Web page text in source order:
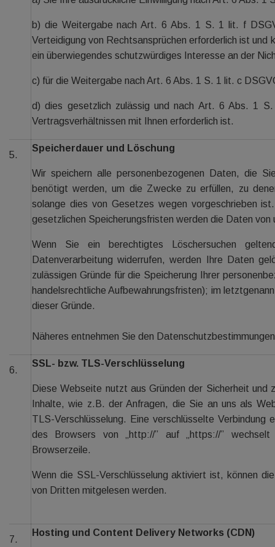
b) die Weitergabe nach Art. 6 Abs. 1 S. 1 lit. f
Verteidigung von Rechtsansprüchen erforderlich ist und
ein überwiegendes schutzwürdiges Interesse an der
c) für die Weitergabe nach Art. 6 Abs. 1 S. 1 lit. c
d) dies gesetzlich zulässig und nach Art. 6 Abs. 1
Vertragsverhältnissen mit Ihnen erforderlich ist.
5.
Speicherdauer und Löschung
Wir speichern alle personenbezogenen Daten, die
benötigt werden, um die Zwecke zu erfüllen, zu
solange dies von Gesetzes wegen vorgeschrieben
gesetzlichen Speicherungsfristen werden die Daten
Wenn Sie ein berechtigtes Löschersuchen
Datenverarbeitung widerrufen, werden Ihre Daten
zulässigen Gründe für die Speicherung Ihrer
handelsrechtliche Aufbewahrungsfristen); im
dieser Gründe.
Näheres entnehmen Sie den
6.
SSL- bzw. TLS-Verschlüsselung
Diese Webseite nutzt aus Gründen der Sicherheit und
Inhalte, wie z.B. der Anfragen, die Sie an uns als
TLS-Verschlüsselung. Eine verschlüsselte
des Browsers von „http://” auf „https://”
Browserzeile.
Wenn die SSL-Verschlüsselung aktiviert ist, können
von Dritten mitgelesen werden.
7.
Hosting und Content Delivery Networks (CDN)